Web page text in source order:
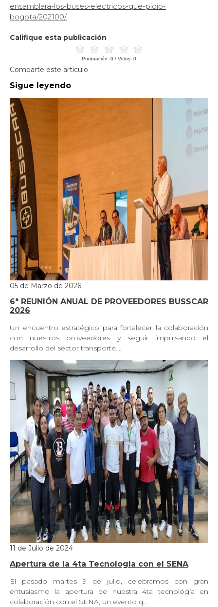
ensamblara-los-buses-electricos-que-pidio-
bogota/202100/
Califique esta publicación
Puntuación: 0 / Votos: 0
Comparte este artículo
Sigue leyendo
05 de Marzo de 2026
6ª REUNIÓN ANUAL DE PROVEEDORES BUSSCAR
2026
Un encuentro estratégico para fortalecer la colaboración
con nuestros proveedores y seguir impulsando el
desarrollo del sector transporte.…
11 de Julio de 2024
Apertura de la 4ta Tecnología con el SENA
El pasado martes 9 de julio, celebramos con gran
entusiasmo la apertura de nuestra 4ta tecnología en
colaboración con el SENA, un evento q…